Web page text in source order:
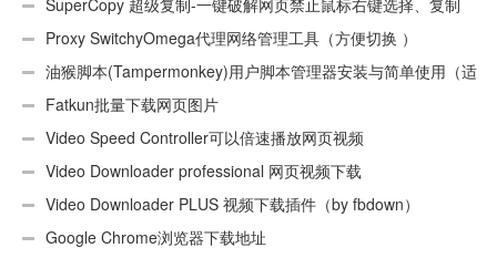
SuperCopy 超级复制-一键破解网页禁止鼠标右键选择、复制
Proxy SwitchyOmega代理网络管理工具（方便切换 ）
油猴脚本(Tampermonkey)用户脚本管理器安装与简单使用（适
用Android）
Fatkun批量下载网页图片
Video Speed Controller可以倍速播放网页视频
Video Downloader professional 网页视频下载
Video Downloader PLUS 视频下载插件（by fbdown）
Google Chrome浏览器下载地址